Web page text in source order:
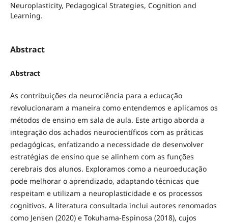
Neuroplasticity, Pedagogical Strategies, Cognition and
Learning.
Abstract
Abstract
As contribuições da neurociência para a educação
revolucionaram a maneira como entendemos e aplicamos os
métodos de ensino em sala de aula. Este artigo aborda a
integração dos achados neurocientíficos com as práticas
pedagógicas, enfatizando a necessidade de desenvolver
estratégias de ensino que se alinhem com as funções
cerebrais dos alunos. Exploramos como a neuroeducação
pode melhorar o aprendizado, adaptando técnicas que
respeitam e utilizam a neuroplasticidade e os processos
cognitivos. A literatura consultada inclui autores renomados
como Jensen (2020) e Tokuhama-Espinosa (2018), cujos